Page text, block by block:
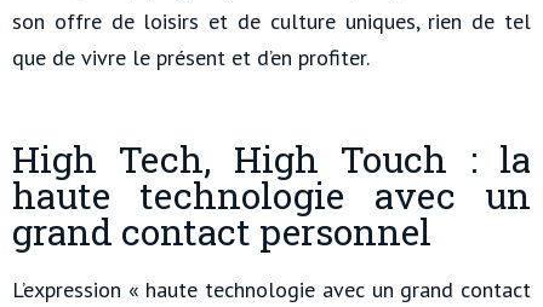
son offre de loisirs et de culture uniques, rien de tel
que de vivre le présent et d’en profiter.
High Tech, High Touch : la
haute technologie avec un
grand contact personnel
L’expression « haute technologie avec un grand contact